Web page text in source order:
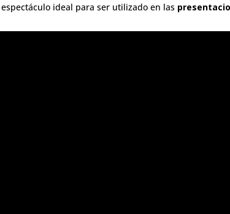
ideal para ser utilizado en las